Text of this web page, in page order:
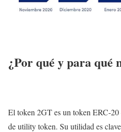
¿Por qué y para qué
El token 2GT es un token ERC-20
de utility token. Su utilidad es